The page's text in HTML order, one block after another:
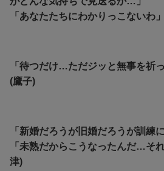
「あなたたちにわかりっこないわ
「待つだけ…ただジッと無事を祈
(鷹子)
「新婚だろうが旧婚だろうが訓練
「未熟だからこうなったんだ…そ
津)